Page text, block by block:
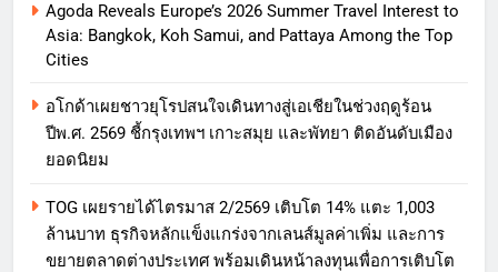
Agoda Reveals Europe’s 2026 Summer Travel Interest to
Asia: Bangkok, Koh Samui, and Pattaya Among the Top
Cities
อโกด้าเผยชาวยุโรปสนใจเดินทางสู่เอเชียในช่วงฤดูร้อน
ปีพ.ศ. 2569 ชี้กรุงเทพฯ เกาะสมุย และพัทยา ติดอันดับเมือง
ยอดนิยม
TOG เผยรายได้ไตรมาส 2/2569 เติบโต 14% แตะ 1,003
ล้านบาท ธุรกิจหลักแข็งแกร่งจากเลนส์มูลค่าเพิ่ม และการ
ขยายตลาดต่างประเทศ พร้อมเดินหน้าลงทุนเพื่อการเติบโต